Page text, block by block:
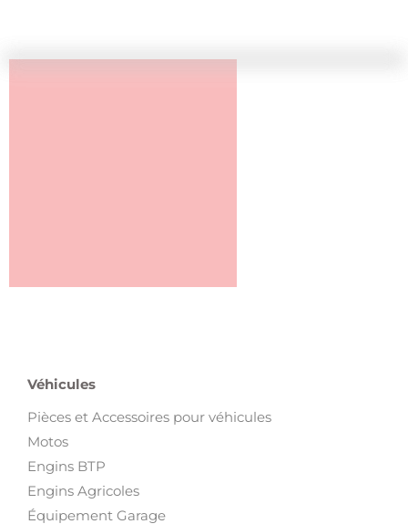
Véhicules
Pièces et Accessoires pour véhicules
Motos
Engins BTP
Engins Agricoles
Équipement Garage